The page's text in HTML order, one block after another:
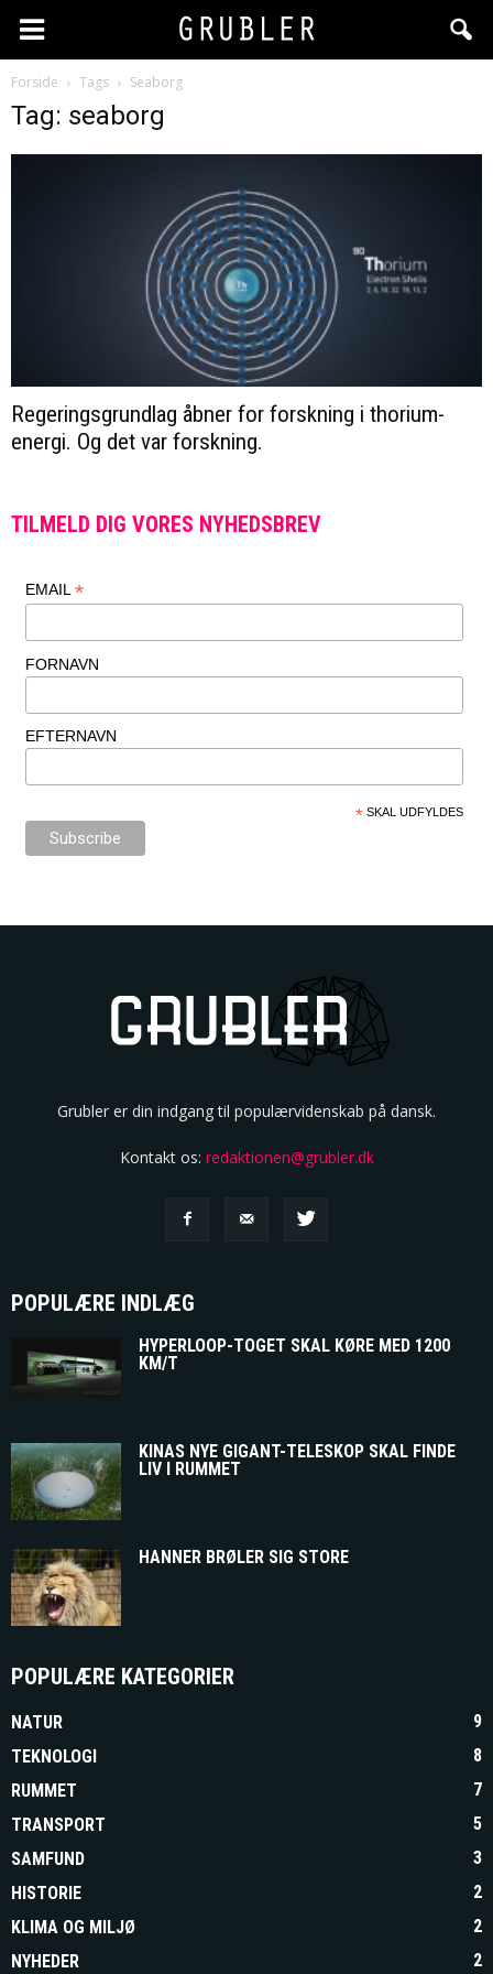
Forside Tags Seaborg
Tag: seaborg
Regeringsgrundlag åbner for forskning i thorium-
energi. Og det var forskning.
TILMELD DIG VORES NYHEDSBREV
EMAIL*
FORNAVN
EFTERNAVN
* SKAL UDFYLDES
Grubler er din indgang til populærvidenskab på dansk.
Kontakt os: redaktionen@grubler.dk
POPULÆRE INDLÆG
HYPERLOOP-TOGET SKAL KØRE MED 1200
KM/T
KINAS NYE GIGANT-TELESKOP SKAL FINDE
LIV I RUMMET
HANNER BRØLER SIG STORE
POPULÆRE KATEGORIER
NATUR
9
TEKNOLOGI
8
RUMMET
7
TRANSPORT
5
SAMFUND
3
HISTORIE
2
KLIMA OG MILJØ
2
NYHEDER
2